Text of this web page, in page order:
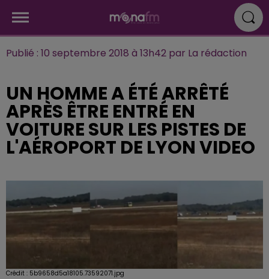
Publié : 10 septembre 2018 à 13h42 par La rédaction
UN HOMME A ÉTÉ ARRÊTÉ
APRÈS ÊTRE ENTRÉ EN
VOITURE SUR LES PISTES DE
L'AÉROPORT DE LYON VIDEO
Crédit : 5b9658d5a18105.73592071.jpg